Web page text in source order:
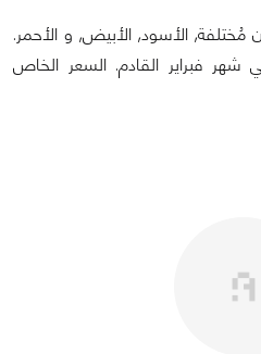
مُختلفة, الأسود, الأبيض, و الأحمر.
فبراير القادم. السعر الخاص